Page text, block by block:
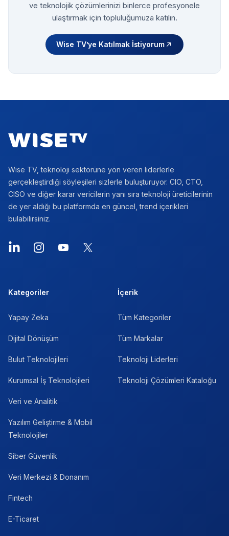
ve teknolojik çözümlerinizi binlerce profesyonele
ulaştırmak için topluluğumuza katılın.
Wise TV’ye Katılmak İstiyorum
Wise TV, teknoloji sektörüne yön veren liderlerle
gerçekleştirdiği söyleşileri sizlerle buluşturuyor. CIO, CTO,
CISO ve diğer karar vericilerin yanı sıra teknoloji üreticilerinin
de yer aldığı bu platformda en güncel, trend içerikleri
bulabilirsiniz.
LinkedInInstagramYouTube
X
Kategoriler
Yapay Zeka
Dijital Dönüşüm
Bulut Teknolojileri
Kurumsal İş Teknolojileri
Veri ve Analitik
Yazılım Geliştirme & Mobil
Teknolojiler
Siber Güvenlik
Veri Merkezi & Donanım
Fintech
E-Ticaret
İçerik
Tüm Kategoriler
Tüm Markalar
Teknoloji Liderleri
Teknoloji Çözümleri Kataloğu